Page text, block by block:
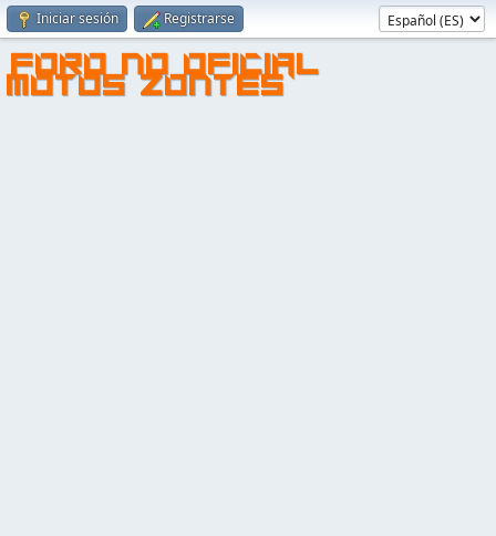
Iniciar sesión Registrarse
FORO NO OFICIAL
MOTOS ZONTES